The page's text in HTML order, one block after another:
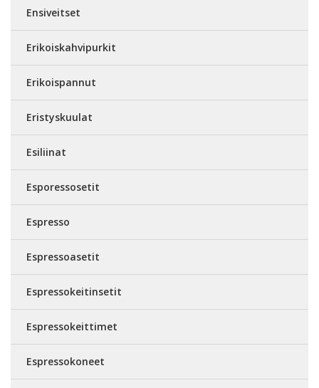
Ensiveitset
Erikoiskahvipurkit
Erikoispannut
Eristyskuulat
Esiliinat
Esporessosetit
Espresso
Espressoasetit
Espressokeitinsetit
Espressokeittimet
Espressokoneet